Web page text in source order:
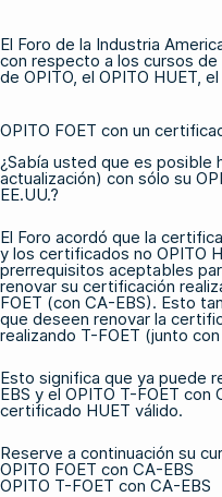
El Foro de la Industria
con respecto a los cursos
de OPITO, el OPITO HUET el
OPITO FOET con un
¿Sabía usted que es posible
actualización) con sólo su
EE.UU.?
El Foro acordó que la
y los certificados no OPITO
prerrequisitos aceptables
renovar su certificación
FOET (con CA-EBS). Esto
que deseen renovar la
realizando T-FOET (junto
Esto significa que ya puede
EBS y el OPITO T-FOET con
certificado HUET válido.
Reserve a continuación su
OPITO FOET con CA-EBS
OPITO T-FOET con CA-EBS